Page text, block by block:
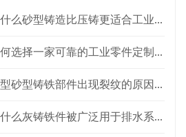
么砂型铸造比压铸更适合工业零部件？
选择一家可靠的工业零件定制铸造制造商？
型铸铁部件出现裂纹的原因是什么？如何预防裂纹的产生？
么灰铸铁件被广泛用于排水系统？